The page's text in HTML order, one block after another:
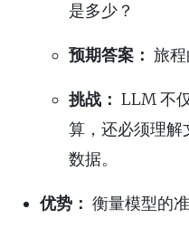
是多少？
预期答案： 旅程
挑战： LLM 不
算，还必须理解
数据。
优势： 衡量模型的